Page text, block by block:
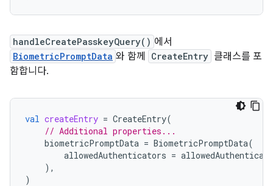
handleCreatePasskeyQuery() 에서
BiometricPromptData 와 함께 CreateEntry 클래스를 포
함합니다.
val createEntry = CreateEntry(
// Additional properties...
biometricPromptData = BiometricPromptData(
allowedAuthenticators =
),
)